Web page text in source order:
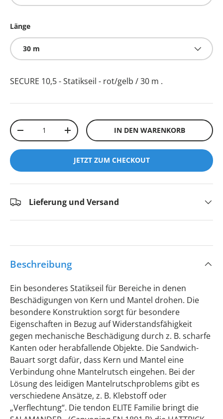
Länge
30 m
SECURE 10,5 - Statikseil - rot/gelb / 30 m .
Anzahl
-
+ IN DEN WARENKORB
JETZT ZUM CHECKOUT
Lieferung und Versand
Beschreibung
Ein besonderes Statikseil für Bereiche in denen
Beschädigungen von Kern und Mantel drohen. Die
besondere Konstruktion sorgt für besondere
Eigenschaften in Bezug auf Widerstandsfähigkeit
gegen mechanische Beschädigung durch z. B. scharfe
Kanten oder herabfallende Objekte. Die Sandwich-
Bauart sorgt dafür, dass Kern und Mantel eine
Verbindung ohne Mantelrutsch eingehen. Bei der
Lösung des leidigen Mantelrutschproblems gibt es
verschiedene Ansätze, z. B. Klebstoff oder
„Verflechtung“. Die tendon ELITE Familie bringt die